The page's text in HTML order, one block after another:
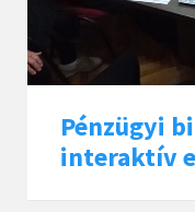
Pénzügyi
interaktív